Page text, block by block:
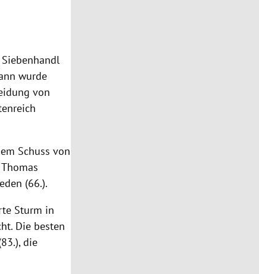
wurde
von
Schuss von
Thomas
(66.).
Sturm in
Die besten
die